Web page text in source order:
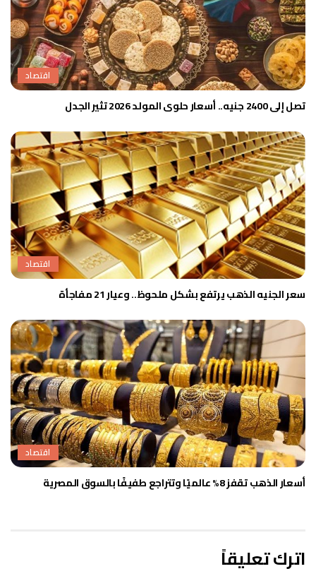
اقتصاد
تصل إلى 2400 جنيه.. أسعار حلوى المولد 2026 تثير الجدل
اقتصاد
سعر الجنيه الذهب يرتفع بشكل ملحوظ.. وعيار 21 مفاجأة
اقتصاد
أسعار الذهب تقفز 8% عالميًا وتتراجع طفيفًا بالسوق المصرية
اترك تعليقاً